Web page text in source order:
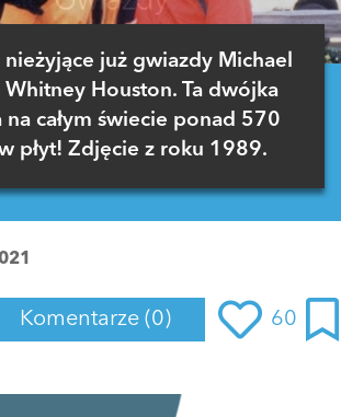
nieżyjące już gwiazdy Michael
Whitney Houston. Ta dwójka
na całym świecie ponad 570
płyt! Zdjęcie z roku 1989.
Komentarze (0) 60